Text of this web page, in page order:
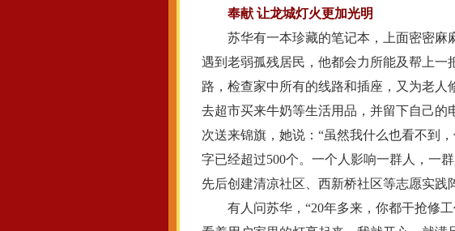
奉献 让龙城灯火更加光明
苏华有一本珍藏的笔记本，上面密密麻麻
遇到老弱孤残居民，他都会力所能及帮上一
路，检查家中所有的线路和插座，又为老
去超市买来牛奶等生活用品，并留下自己的
次送来锦旗，她说：“虽然我什么也看不到
字已经超过500个。一个人影响一群人，一
先后创建清凉社区、西新桥社区等志愿实践
有人问苏华，“20年多来，你都干抢修工